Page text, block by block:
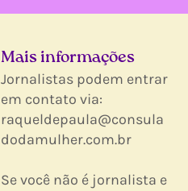
Mais informações
Jornalistas podem entrar
em contato via:
raqueldepaula@consula
dodamulher.com.br
Se você não é jornalista e